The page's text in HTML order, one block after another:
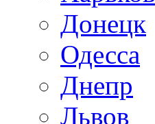
Донецк
Одесса
Днепр
Львов